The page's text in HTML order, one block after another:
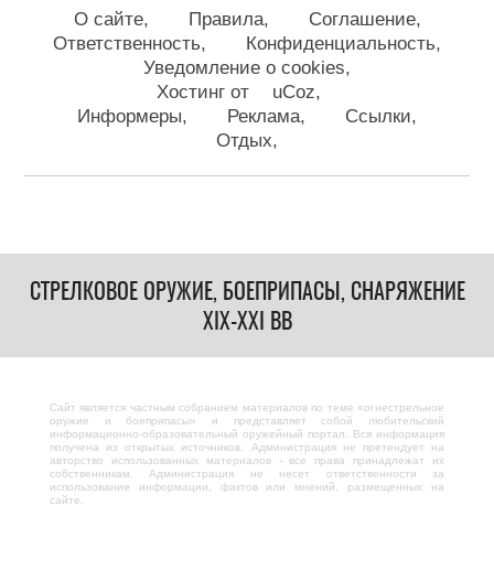
О сайте Правила
Соглашение
Ответственность
Конфиденциальность
Уведомление о cookies
Хостинг от
uCoz
Информеры
Реклама
Ссылки
Отдых
СТРЕЛКОВОЕ ОРУЖИЕ, БОЕПРИПАСЫ, СНАРЯЖЕНИЕ
XIX-XXI ВВ
Сайт является частным собранием материалов по теме «огнестрельное
оружие и боеприпасы» и представляет собой любительский
информационно-образовательный оружейный портал. Вся информация
получена из открытых источников. Администрация не претендует на
авторство использованных материалов - все права принадлежат их
собственникам. Администрация не несет ответственности за
использование информации, фактов или мнений, размещенных на
сайте.